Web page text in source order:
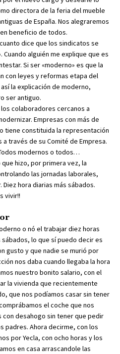
directora de la feria del mueble
de España. Nos alegraremos
beneficio de todos.
dice que los sindicatos se
Cuando alguién me explique que es
Si ser «moderno» es que la
con leyes y reformas etapa del
la explicación de moderno,
ser antiguo.
colaboradores cercanos a
Empresas con más de
tiene constituida la representación
través de su Comité de Empresa.
modernos o todos…
hizo, por primera vez, la
las jornadas laborales,
Diez hora diarias más sábados.
vivir!!
o nó el trabajar diez horas
lo que sí puedo decir es
gusto y que nadie se murió por
nos daba cuando llegaba la hora
nuestro bonito salario, con el
la vivienda que recientemente
que nos podíamos casar sin tener
el coche que nos
con desahogo sin tener que pedir
padres. Ahora decirme, con los
por Yecla, con ocho horas y los
en casa arrascandole las